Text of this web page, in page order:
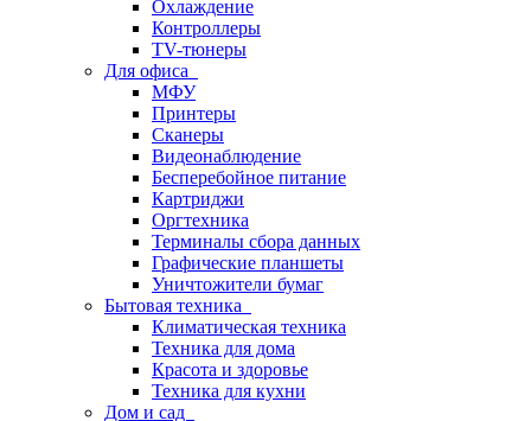
Охлаждение
Контроллеры
TV-тюнеры
Для офиса
МФУ
Принтеры
Сканеры
Видеонаблюдение
Бесперебойное питание
Картриджи
Оргтехника
Терминалы сбора данных
Графические планшеты
Уничтожители бумаг
Бытовая техника
Климатическая техника
Техника для дома
Красота и здоровье
Техника для кухни
Дом и сад